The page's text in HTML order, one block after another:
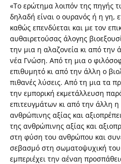
«Το ερώτημα λοιπόν της πηγής
δηλαδή είναι ο ουρανός ή η γη,
καθώς επενδύεται και με τον
αυθαιρετούσας άλογης
την μια η αλαζονεία κι από
νέα Γνώση. Από τη μια ο
επιθυμητό κι από την άλλη ο
πιθανές λύσεις. Από τη μια τα
την εμπορική εκμετάλλευση
επιτευγμάτων κι από την άλλη
ανθρώπινης αξίας και
της ανθρώπινης αξίας και
στη φύση του ανθρώπου και
σεβασμό στη σωματοψυχική του
εμπεριέχει την αέναη